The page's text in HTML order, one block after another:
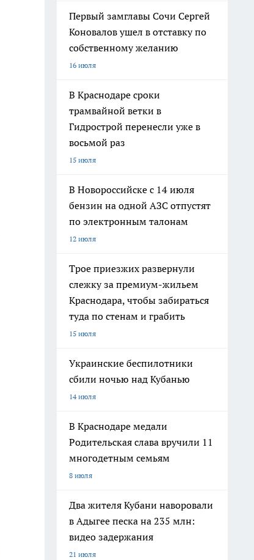
Первый замглавы Сочи Сергей
Коновалов ушел в отставку по
собственному желанию
16 июля
В Краснодаре сроки
трамвайной ветки в
Гидрострой перенесли уже в
восьмой раз
15 июля
В Новороссийске с 14 июля
бензин на одной АЗС отпустят
по электронным талонам
12 июля
Трое приезжих развернули
слежку за премиум-жильем
Краснодара, чтобы забираться
туда по стенам и грабить
15 июля
Украинские беспилотники
сбили ночью над Кубанью
14 июля
В Краснодаре медали
Родительская слава вручили 11
многодетным семьям
8 июля
Два жителя Кубани наворовали
в Адыгее песка на 235 млн:
видео задержания
21 июля